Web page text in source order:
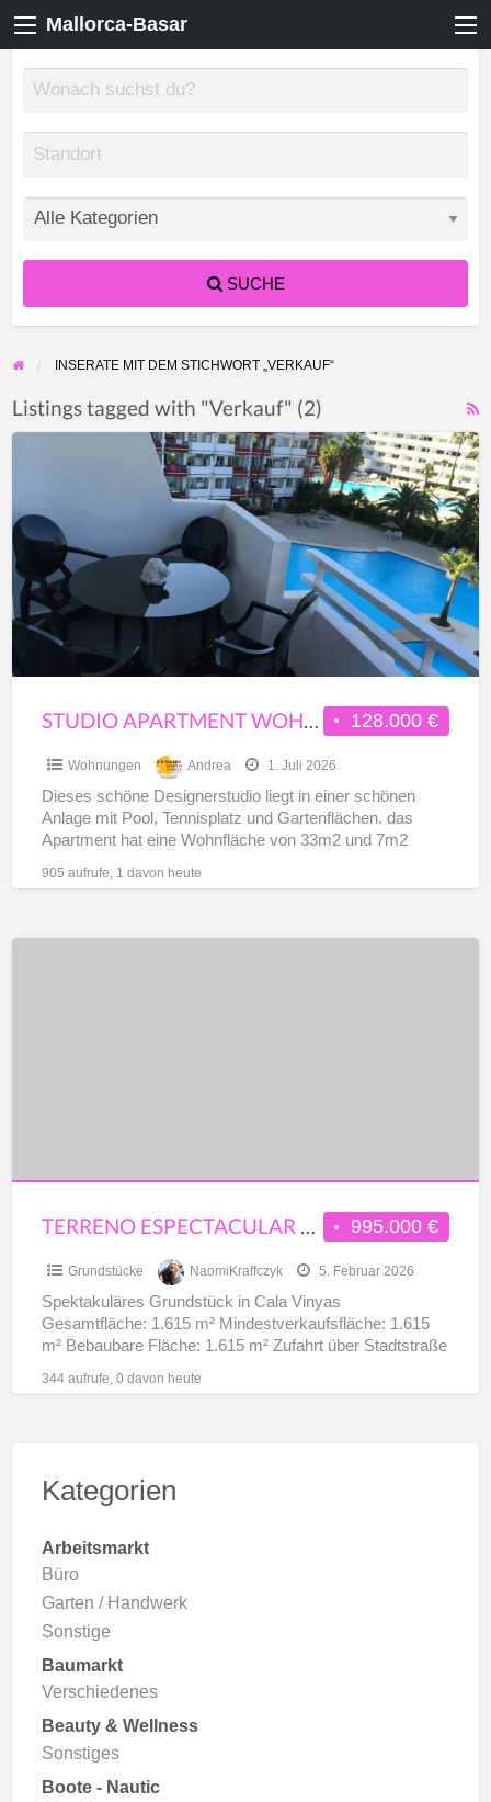
Mallorca-Basar
SUCHE
INSERATE MIT DEM STICHWORT „VERKAUF“
Listings tagged with "Verkauf" (2)
Puerto
Alcudia
128.000 €
STUDIO APARTMENT WOHNUNG PUERTO ALCUDIA
Wohnungen Andrea 1. Juli 2026
Dieses schöne Designerstudio liegt in einer schönen
Anlage mit Pool, Tennisplatz und Gartenflächen. das
Apartment hat eine Wohnfläche von 33m2 und 7m2
905 aufrufe, 1 davon heute
995.000 €
TERRENO ESPECTACULAR EN CALA VINYAS
Grundstücke NaomiKraffczyk 5. Februar 2026
Spektakuläres Grundstück in Cala Vinyas
Gesamtfläche: 1.615 m² Mindestverkaufsfläche: 1.615
m² Bebaubare Fläche: 1.615 m² Zufahrt über Stadtstraße
(Grundstück) Ausgewiesen für[…]
344 aufrufe, 0 davon heute
Kategorien
Arbeitsmarkt
Büro
Garten / Handwerk
Sonstige
Baumarkt
Verschiedenes
Beauty & Wellness
Sonstiges
Boote - Nautic